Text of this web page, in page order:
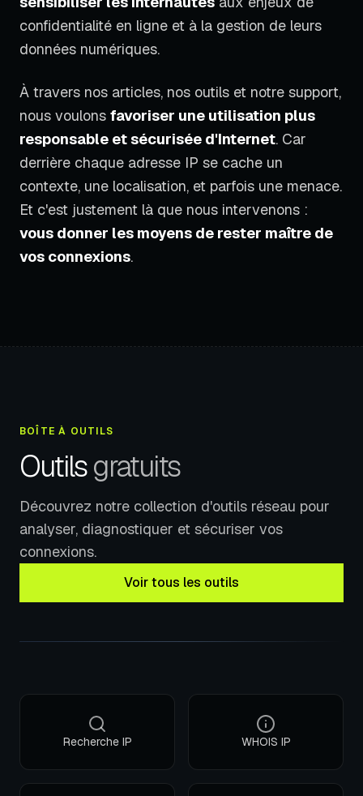
confidentialité en ligne et à la gestion de leurs
données numériques.
À travers nos articles, nos outils et notre support,
nous voulons favoriser une utilisation plus
responsable et sécurisée d'Internet. Car
derrière chaque adresse IP se cache un
contexte, une localisation, et parfois une menace.
Et c'est justement là que nous intervenons :
vous donner les moyens de rester maître de
vos connexions.
BOÎTE À OUTILS
Outilsgratuits
Découvrez notre collection d'outils réseau pour
analyser, diagnostiquer et sécuriser vos
connexions.
Voir tous les outils
Recherche IP WHOIS IP